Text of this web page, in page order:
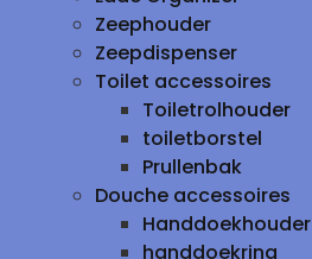
Zeephouder
Zeepdispenser
Toilet accessoires
Toiletrolhouder
toiletborstel
Prullenbak
Douche accessoires
Handdoekhouder
handdoekring